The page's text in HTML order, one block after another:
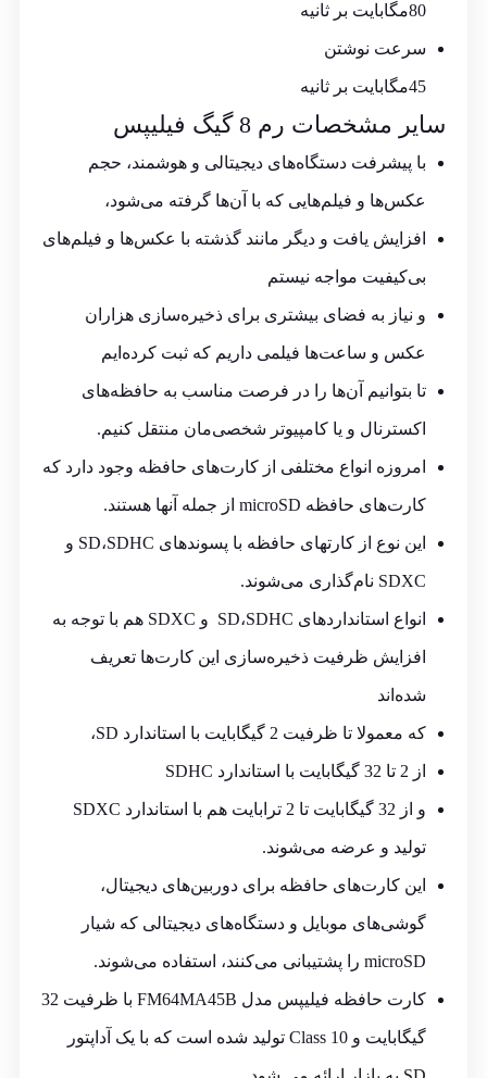
80مگابایت بر ثانیه
سرعت نوشتن
45مگابایت بر ثانیه
سایر مشخصات رم 8گیگ فیلیپس
با پیشرفت دستگاه‌های دیجیتالی و هوشمند، حجم
عکس‌ها و فیلم‌هایی که با آن‌ها گرفته می‌شود،
افزایش یافت و دیگر مانند گذشته با عکس‌ها و فیلم‌های
بی‌کیفیت مواجه نیستم
و نیاز به فضای بیشتری برای ذخیره‌سازی هزاران
عکس و ساعت‌ها فیلمی داریم که ثبت کرده‌ایم
تا بتوانیم آن‌ها را در فرصت مناسب به حافظه‌های
اکسترنال و یا کامپیوتر شخصی‌مان منتقل کنیم.
امروزه انواع مختلفی از کارت‌های حافظه وجود دارد که
کارت‌های حافظه microSD از جمله آن‎ها هستند.
این نوع از کارت‎های حافظه با پسوندهای SD،SDHC و
SDXC نام‌گذاری می‌شوند.
انواع استانداردهای SD،SDHC و SDXC هم با توجه به
افزایش ظرفیت ذخیره‌سازی این کارت‌ها تعریف
شده‌اند
که معمولا تا ظرفیت 2 گیگابایت با استاندارد SD،
از 2 تا 32 گیگابایت با استاندارد SDHC
و از 32 گیگابایت تا 2 ترابایت هم با استاندارد SDXC
تولید و عرضه می‌شوند.
این کارت‌های حافظه برای دوربین‌های دیجیتال،
گوشی‌های موبایل و دستگاه‌های دیجیتالی که شیار
microSD را پشتیبانی می‌کنند، استفاده می‌شوند.
کارت حافظه فیلیپس مدل FM64MA45B با ظرفیت 32
گیگابایت و Class 10 تولید شده است که با یک آداپتور